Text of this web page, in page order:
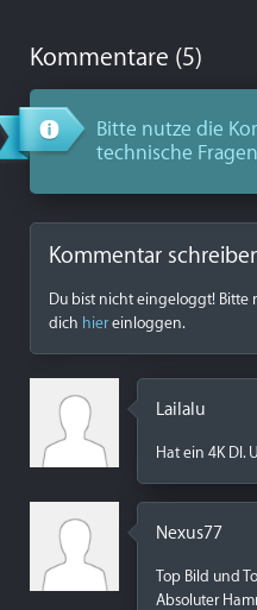
Kommentare (5)
Bitte nutze die
technische
Kommentar
Du bist nicht eingeloggt! Bitte
dich hiereinloggen.
Lailalu
Hat ein 4K DI.
Nexus77
Top Bild und
Absoluter